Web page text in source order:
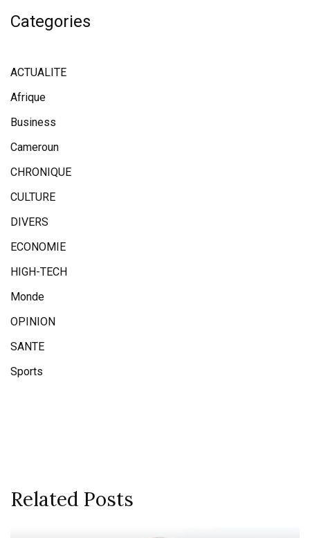
Categories
ACTUALITE
Afrique
Business
Cameroun
CHRONIQUE
CULTURE
DIVERS
ECONOMIE
HIGH-TECH
Monde
OPINION
SANTE
Sports
Related Posts